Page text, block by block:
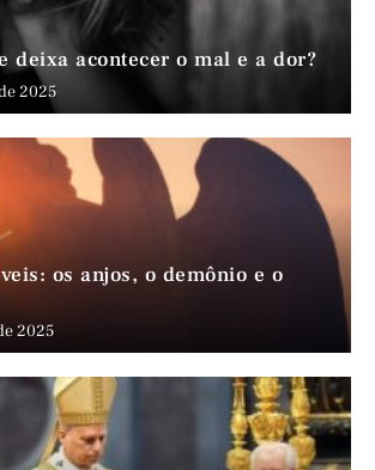
deixa acontecer o mal e a dor?
2025
os anjos, o demônio e o
2025